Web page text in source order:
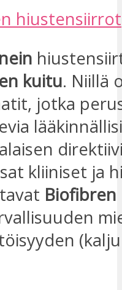
hiustensiirrot
kuitu. Niillä
jotka
kliiniset ja
Biofibren